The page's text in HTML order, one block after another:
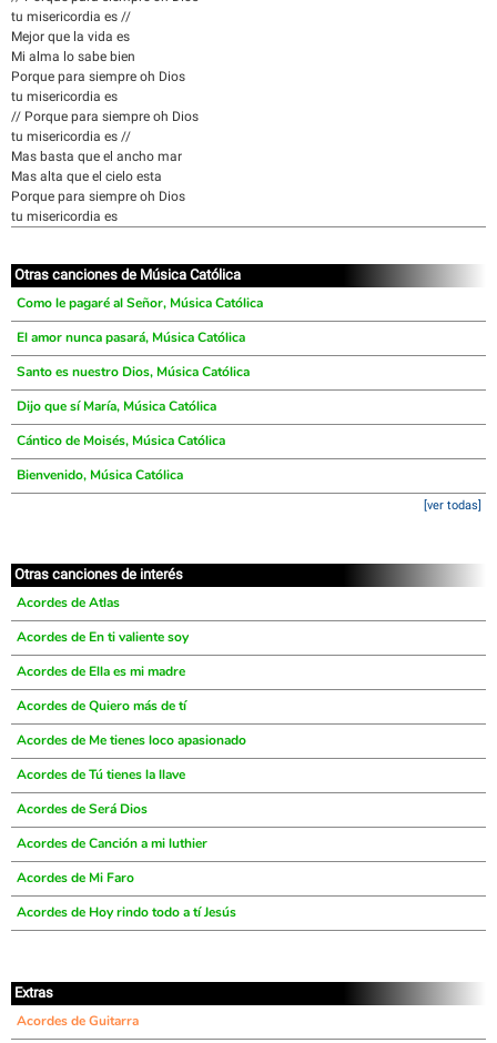
tu misericordia es //
Mejor que la vida es
Mi alma lo sabe bien
Porque para siempre oh Dios
tu misericordia es
// Porque para siempre oh Dios
tu misericordia es //
Mas basta que el ancho mar
Mas alta que el cielo esta
Porque para siempre oh Dios
tu misericordia es
Otras canciones de Música Católica
Como le pagaré al Señor, Música Católica
El amor nunca pasará, Música Católica
Santo es nuestro Dios, Música Católica
Dijo que sí María, Música Católica
Cántico de Moisés, Música Católica
Bienvenido, Música Católica
[ver todas]
Otras canciones de interés
Acordes de Atlas
Acordes de En ti valiente soy
Acordes de Ella es mi madre
Acordes de Quiero más de tí
Acordes de Me tienes loco apasionado
Acordes de Tú tienes la llave
Acordes de Será Dios
Acordes de Canción a mi luthier
Acordes de Mi Faro
Acordes de Hoy rindo todo a tí Jesús
Extras
Acordes de Guitarra